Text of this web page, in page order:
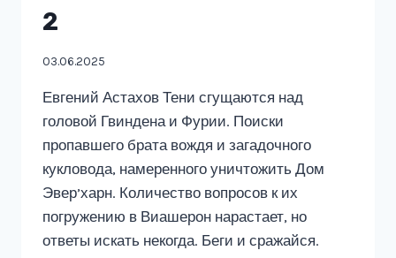
2
03.06.2025
Евгений Астахов Тени сгущаются над
головой Гвиндена и Фурии. Поиски
пропавшего брата вождя и загадочного
кукловода, намеренного уничтожить Дом
Эвер’харн. Количество вопросов к их
погружению в Виашерон нарастает, но
ответы искать некогда. Беги и сражайся.